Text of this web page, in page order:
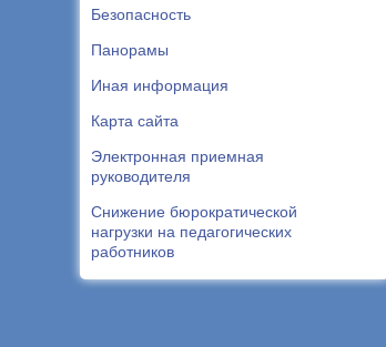
Безопасность
Панорамы
Иная информация
Карта сайта
Электронная приемная
руководителя
Снижение бюрократической
нагрузки на педагогических
работников